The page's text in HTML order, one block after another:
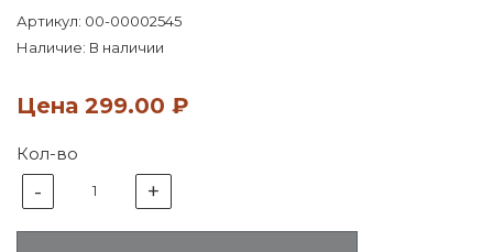
Артикул: 00-00002545
Наличие: В наличии
Цена 299.00 ₽
Кол-во
- 1 +